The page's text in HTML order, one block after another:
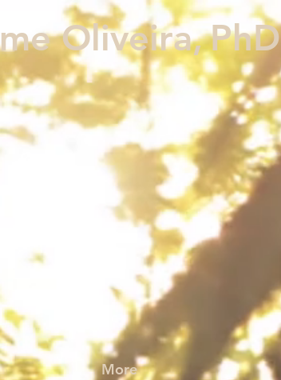
Oliveira,PhD
More